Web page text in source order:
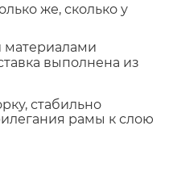
же, сколько у
материалами
выполнена из
стабильно
рамы к слою